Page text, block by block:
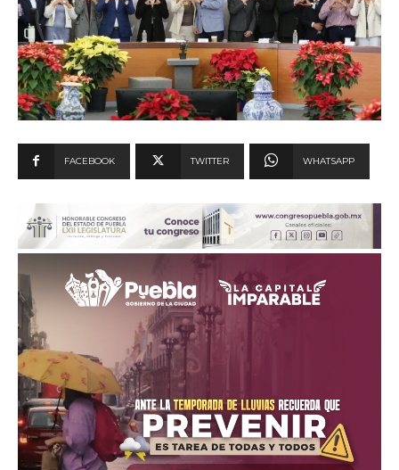
FACEBOOK TWITTER WHATSAPP